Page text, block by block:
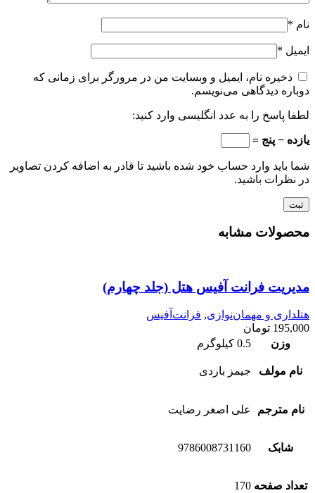
نام *
ایمیل *
ذخیره نام، ایمیل و وبسایت من در مرورگر برای زمانی که
دوباره دیدگاهی می‌نویسم.
لطفا پاسخ را به عدد انگلیسی وارد کنید:
یازده − پنج =
شما باید وارد حساب خود شده باشید تا قادر به اضافه کردن تصاویر
در نظرات باشید.
محصولات مشابه
مدیریت فرانت آفیس هتل (جلد چهارم)
هتلداری و مهمان‌نوازی, فرانت‌آفیس
195,000 تومان
وزن
0.5 کیلوگرم
نام مولف جیمز باردی
نام مترجم علی اصغر رضایت
شابک 9786008731160
تعداد صفحه 170